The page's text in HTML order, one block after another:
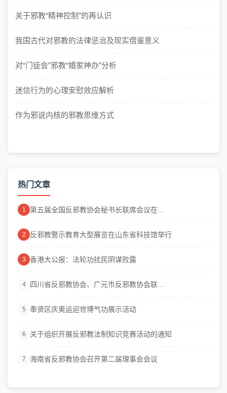
关于邪教“精神控制”的再认识
我国古代对邪教的法律惩治及现实借鉴意义
对“门徒会”邪教“婚家神办”分析
迷信行为的心理安慰效应解析
作为邪说内核的邪教思维方式
热门文章
1 第五届全国反邪教协会秘书长联席会议在...
2 反邪教警示教育大型展览在山东省科技馆举行
3 香港大公报：法轮功扰民阴谋败露
4 四川省反邪教协会、广元市反邪教协会联...
5 奉贤区庆奥运迎世博气功展示活动
6 关于组织开展反邪教法制知识竞赛活动的通知
7 海南省反邪教协会召开第二届理事会会议